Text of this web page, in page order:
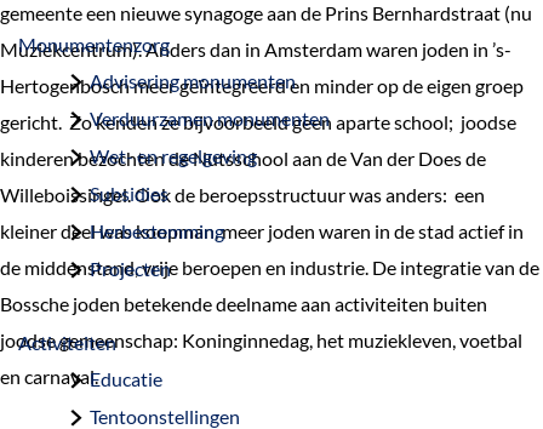
Monumentenzorg
Advisering monumenten
Verduurzamen monumenten
Wet- en regelgeving
Subsidies
Herbestemming
Projecten
Activiteiten
Educatie
Tentoonstellingen
gemeente een nieuwe synagoge aan de Prins Bernhardstraat (nu
Muziekcentrum). Anders dan in Amsterdam waren joden in ’s-
Hertogenbosch meer geïntegreerd en minder op de eigen groep
gericht. Zo kenden ze bijvoorbeeld geen aparte school; joodse
kinderen bezochten de Nutsschool aan de Van der Does de
Willeboissingel. Ook de beroepsstructuur was anders: een
kleiner deel was koopman, meer joden waren in de stad actief in
de middenstand, vrije beroepen en industrie. De integratie van de
Bossche joden betekende deelname aan activiteiten buiten
joodse gemeenschap: Koninginnedag, het muziekleven, voetbal
en carnaval.